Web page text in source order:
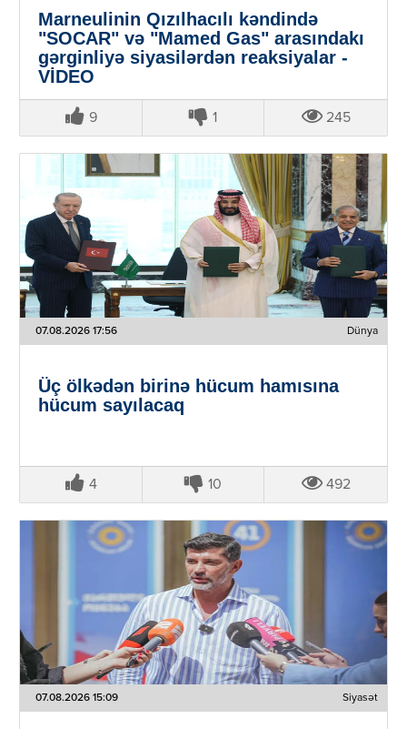
Marneulinin Qızılhacılı kəndində
"SOCAR" və "Mamed Gas" arasındakı
gərginliyə siyasilərdən reaksiyalar -
VİDEO
9 1 245
07.08.2026 17:56 Dünya
Üç ölkədən birinə hücum hamısına
hücum sayılacaq
4 10 492
07.08.2026 15:09 Siyasət